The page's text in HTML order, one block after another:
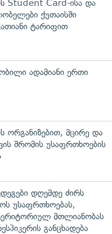
Student Card-ისა და
ქუთაისში
ტარიფით
ადამიანი ერთი
ორგანიზებით, მცირე და
შრომის უსაფრთხოების
დღემდე ძირს
უსაფრთხოებას,
მთლიანობას
განცხადება